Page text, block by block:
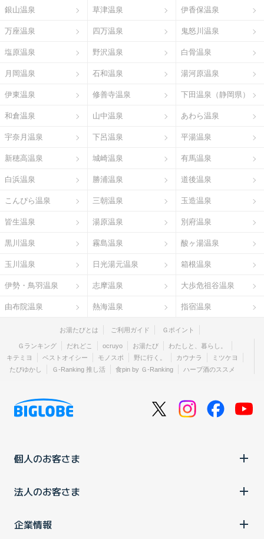
銀山温泉 草津温泉 伊香保温泉
万座温泉 四万温泉 鬼怒川温泉
塩原温泉 野沢温泉 白骨温泉
月岡温泉 石和温泉 湯河原温泉
伊東温泉 修善寺温泉 下田温泉（静岡県）
和倉温泉 山中温泉 あわら温泉
宇奈月温泉 下呂温泉 平湯温泉
新穂高温泉 城崎温泉 有馬温泉
白浜温泉 勝浦温泉 道後温泉
こんぴら温泉 三朝温泉 玉造温泉
皆生温泉 湯原温泉 別府温泉
黒川温泉 霧島温泉 酸ヶ湯温泉
玉川温泉 日光湯元温泉 箱根温泉
伊勢・鳥羽温泉 志摩温泉 大歩危祖谷温泉
由布院温泉 熱海温泉 指宿温泉
お湯たびとは ご利用ガイド Ｇポイント
Ｇランキング だれどこ ocruyo お湯たび
わたしと、暮らし。
キテミヨ
ベストオイシー モノスポ 野に行く。 カウナラ
ミツケヨ
たびゆかし
Ｇ-Ranking 推し活 食pin by Ｇ-Ranking ハーブ酒のススメ
個人のお客さま
法人のお客さま
企業情報